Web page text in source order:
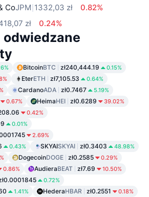
CoJPM 1332,03 zł
0.82%
zł 0.24%
BitcoinBTC zł240,444.19 0.15%
EterETH zł7,105.53 0.64%
CardanoADA zł0.7467 5.19%
0.67% HeimaHEI zł0.6289 39.02%
0.42%
0.01%
2.69%
0.43% SKYAISKYAI zł0.3403 48.98%
DogecoinDOGE zł0.2585 0.29%
0.86% AudieraBEAT zł7.69 10.50%
0.72%
1.41% HederaHBAR zł0.2551 0.18%